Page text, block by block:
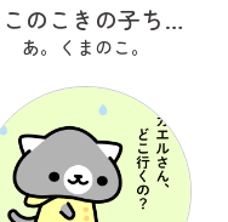
のこのこきの子ちゃん
あ。くまのこ。